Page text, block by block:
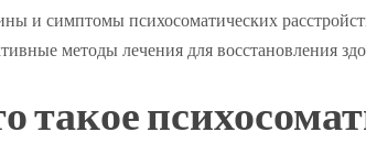
и симптомы психосоматических
методы лечения для восстановления
такое